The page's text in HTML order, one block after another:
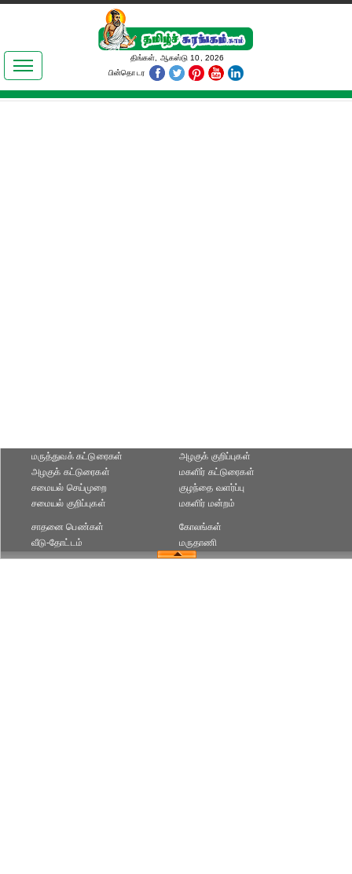
இலக்கியங்கள்
தமிழ் உலகம்
திங்கள், ஆகஸ்டு 10, 2026
பின்தொடர
மருத்துவக் கட்டுரைகள்
அழகுக் கட்டுரைகள்
அழகுக் குறிப்புகள்
மகளிர் கட்டுரைகள்
சமையல் செய்முறை
சமையல் குறிப்புகள்
குழந்தை வளர்ப்பு
மகளிர் மன்றம்
சாதனை பெண்கள்
வீடு-தோட்டம்
கோலங்கள்
மருதாணி